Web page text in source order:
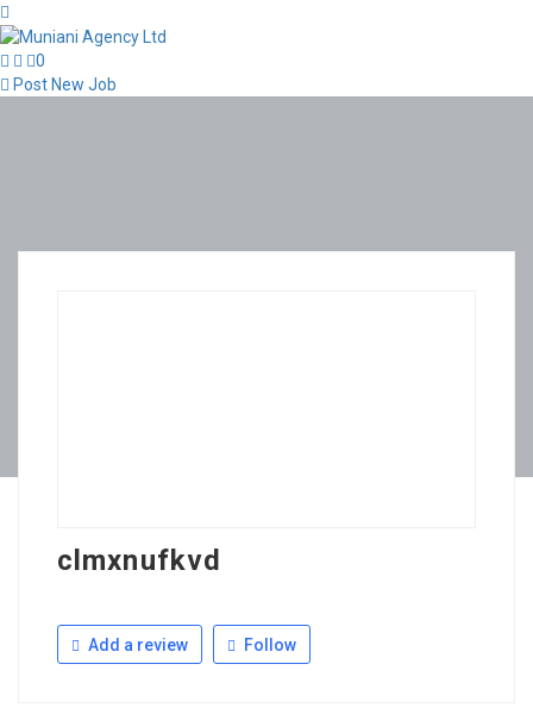
0
Post New Job
clmxnufkvd
Add a review Follow